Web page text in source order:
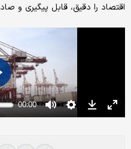
اقتصاد را دقیق، قابل پیگیری و